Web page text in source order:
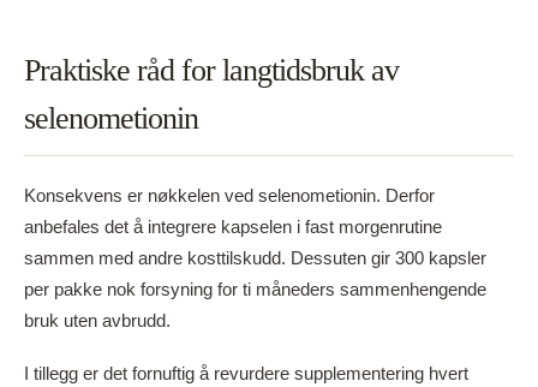
Praktiske råd for langtidsbruk av
selenometionin
Konsekvens er nøkkelen ved selenometionin. Derfor
anbefales det å integrere kapselen i fast morgenrutine
sammen med andre kosttilskudd. Dessuten gir 300 kapsler
per pakke nok forsyning for ti måneders sammenhengende
bruk uten avbrudd.
I tillegg er det fornuftig å revurdere supplementering hvert